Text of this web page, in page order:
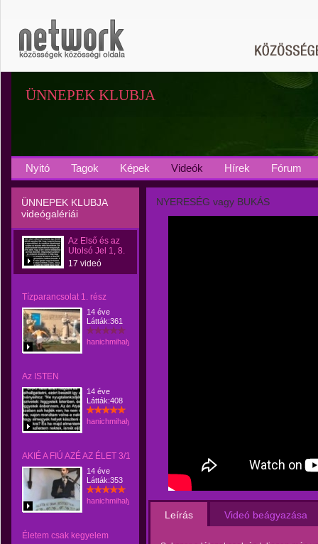
ÜNNEPEK KLUBJA
Nyitó Tagok Képek Videók Hírek Fórum
ÜNNEPEK KLUBJA
videógalériái
Az Első és az
Utolsó Jel 1, 8.
17 videó
Tízparancsolat 1. rész
14 éve
Látták:361
hanichmihalyattila
Az ISTEN
14 éve
Látták:408
hanichmihalyattila
AKIÉ A FIÚ AZÉ AZ ÉLET 3/1
14 éve
Látták:353
hanichmihalyattila
Életem csak kegyelem
NYERESÉG vagy BUKÁS
Leírás Videó beágyazása